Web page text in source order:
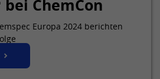
ChemCon
Europa 2024 berichten